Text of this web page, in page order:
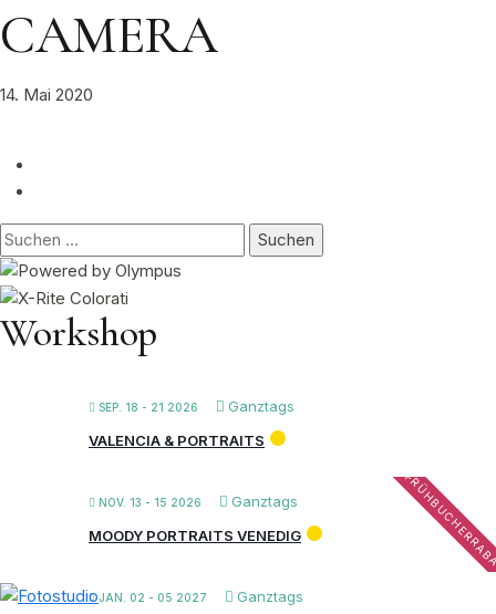
CAMERA
14. Mai 2020
Suchen
nach:
Workshop
SEP. 18 - 21 2026
Ganztags
VALENCIA & PORTRAITS
NOV. 13 - 15 2026 Ganztags
MOODY PORTRAITS VENEDIG
JAN. 02 - 05 2027 Ganztags